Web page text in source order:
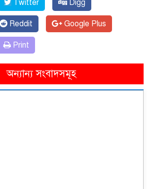
Twitter Digg
Reddit Google Plus
Print
অন্যান্য সংবাদসমূহ